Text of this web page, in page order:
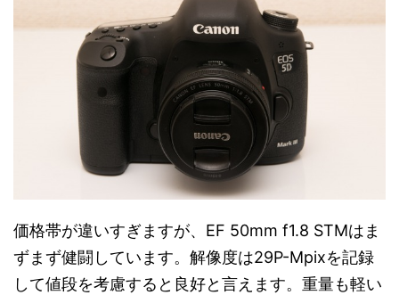
価格帯が違いすぎますが、EF 50mm f1.8 STMはま
ずまず健闘しています。解像度は29P-Mpixを記録
して値段を考慮すると良好と言えます。重量も軽い